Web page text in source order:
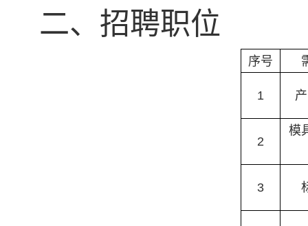
二、招聘职位
序号
1
2
模
3